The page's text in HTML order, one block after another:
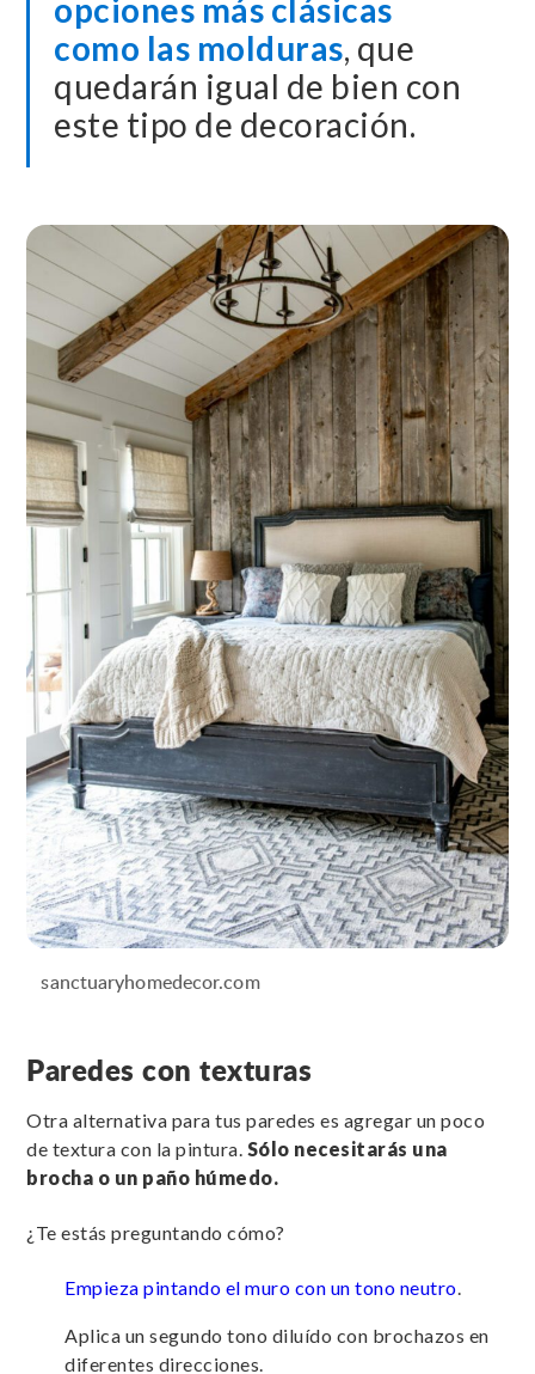
opciones más clásicas
como las molduras, que
quedarán igual de bien con
este tipo de decoración.
sanctuaryhomedecor.com
Paredes con texturas
Otra alternativa para tus paredes es agregar un poco
de textura con la pintura. Sólo necesitarás una
brocha o un paño húmedo.
¿Te estás preguntando cómo?
Empieza pintando el muro con un tono neutro.
Aplica un segundo tono diluído con brochazos en
diferentes direcciones.